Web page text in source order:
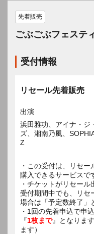
先着販売
ごぶごぶフェステ
受付情報
リセール先着販売
出演
浜田雅功、アイナ・ジ
ズ、湘南乃風、
Z
・この受付は、リセ
購入できるサービスで
・チケットがリセール
受付期間中でも、リセ
場合は「予定数終了」
・1回の先着申込で申
『1枚まで』となりま
ます）